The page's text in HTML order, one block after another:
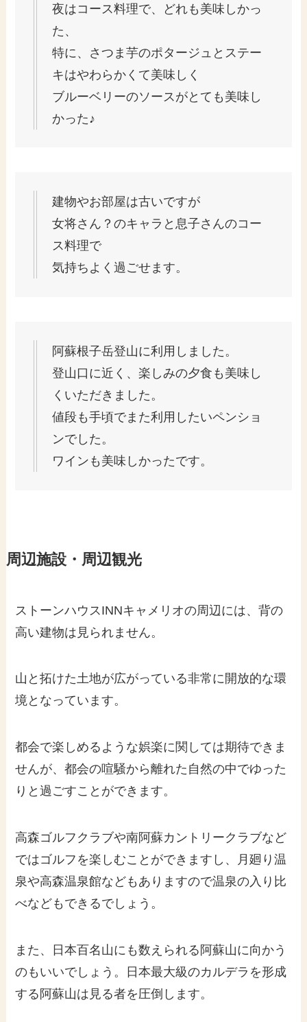
夜はコース料理で、どれも美味しかっ
た、
特に、さつま芋のポタージュとステー
キはやわらかくて美味しく
ブルーベリーのソースがとても美味し
かった♪
建物やお部屋は古いですが
女将さん？のキャラと息子さんのコー
ス料理で
気持ちよく過ごせます。
阿蘇根子岳登山に利用しました。
登山口に近く、楽しみの夕食も美味し
くいただきました。
値段も手頃でまた利用したいペンショ
ンでした。
ワインも美味しかったです。
周辺施設・周辺観光
ストーンハウスINNキャメリオの周辺には、背の
高い建物は見られません。
山と拓けた土地が広がっている非常に開放的な環
境となっています。
都会で楽しめるような娯楽に関しては期待できま
せんが、都会の喧騒から離れた自然の中でゆった
りと過ごすことができます。
高森ゴルフクラブや南阿蘇カントリークラブなど
ではゴルフを楽しむことができますし、月廻り温
泉や高森温泉館などもありますので温泉の入り比
べなどもできるでしょう。
また、日本百名山にも数えられる阿蘇山に向かう
のもいいでしょう。日本最大級のカルデラを形成
する阿蘇山は見る者を圧倒します。